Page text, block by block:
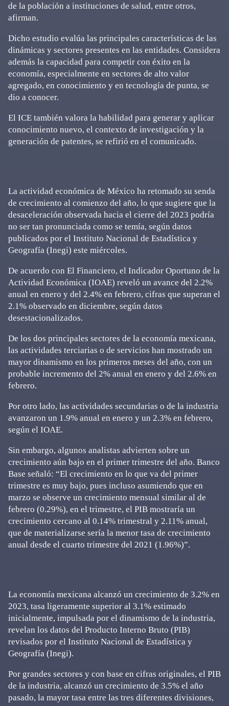
de la población a instituciones de salud, entre otros,
afirman.
Dicho estudio evalúa las principales características de las
dinámicas y sectores presentes en las entidades. Considera
además la capacidad para competir con éxito en la
economía, especialmente en sectores de alto valor
agregado, en conocimiento y en tecnología de punta, se
dio a conocer.
El ICE también valora la habilidad para generar y aplicar
conocimiento nuevo, el contexto de investigación y la
generación de patentes, se refirió en el comunicado.
La actividad económica de México ha retomado su senda
de crecimiento al comienzo del año, lo que sugiere que la
desaceleración observada hacia el cierre del 2023 podría
no ser tan pronunciada como se temía, según datos
publicados por el Instituto Nacional de Estadística y
Geografía (Inegi) este miércoles.
De acuerdo con El Financiero, el Indicador Oportuno de la
Actividad Económica (IOAE) reveló un avance del 2.2%
anual en enero y del 2.4% en febrero, cifras que superan el
2.1% observado en diciembre, según datos
desestacionalizados.
De los dos principales sectores de la economía mexicana,
las actividades terciarias o de servicios han mostrado un
mayor dinamismo en los primeros meses del año, con un
probable incremento del 2% anual en enero y del 2.6% en
febrero.
Por otro lado, las actividades secundarias o de la industria
avanzaron un 1.9% anual en enero y un 2.3% en febrero,
según el IOAE.
Sin embargo, algunos analistas advierten sobre un
crecimiento aún bajo en el primer trimestre del año. Banco
Base señaló: “El crecimiento en lo que va del primer
trimestre es muy bajo, pues incluso asumiendo que en
marzo se observe un crecimiento mensual similar al de
febrero (0.29%), en el trimestre, el PIB mostraría un
crecimiento cercano al 0.14% trimestral y 2.11% anual,
que de materializarse sería la menor tasa de crecimiento
anual desde el cuarto trimestre del 2021 (1.96%)”.
La economía mexicana alcanzó un crecimiento de 3.2% en
2023, tasa ligeramente superior al 3.1% estimado
inicialmente, impulsada por el dinamismo de la industria,
revelan los datos del Producto Interno Bruto (PIB)
revisados por el Instituto Nacional de Estadística y
Geografía (Inegi).
Por grandes sectores y con base en cifras originales, el PIB
de la industria, alcanzó un crecimiento de 3.5% el año
pasado, la mayor tasa entre las tres diferentes divisiones,